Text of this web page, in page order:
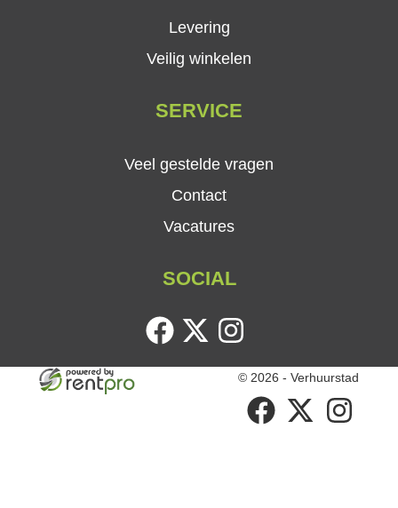
Levering
Veilig winkelen
SERVICE
Veel gestelde vragen
Contact
Vacatures
SOCIAL
facebooktwitter
© 2026 - Verhuurstad
facebooktwitter instagram